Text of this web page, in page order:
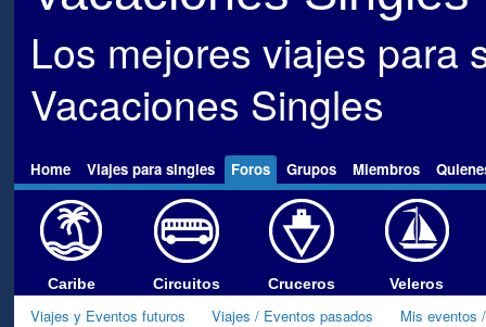
Los mejores viajes para
Vacaciones Singles
Home Viajes para singles Foros Grupos Miembros
Caribe Circuitos Cruceros Veleros
Viajes y Eventos futuros Viajes / Eventos pasados Mis eventos